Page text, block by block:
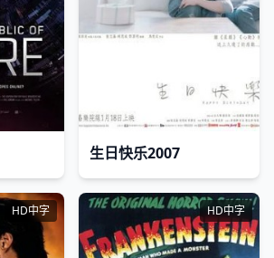
生日快乐2007
HD中字 HD中字